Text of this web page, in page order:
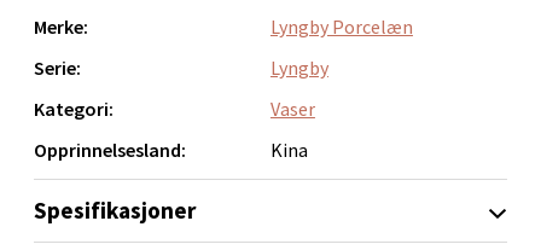
Merke:
Lyngby Porcelæn
Serie:
Lyngby
Kategori:
Vaser
Opprinnelsesland:
Kina
Spesifikasjoner
Bergen - Oasen Senter
Folke Bernadottes vei 52, 5147 Fyllingsdalen
Åpent i dag 10-21
0 i butikk